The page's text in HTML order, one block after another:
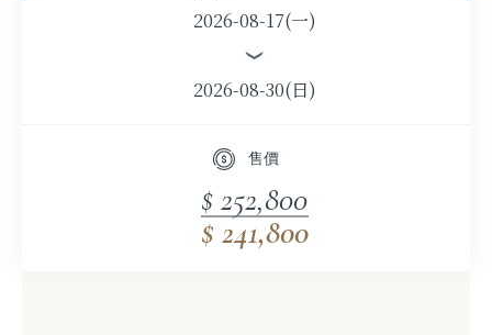
2026-08-17(一)
2026-08-30(日)
售價
$ 252,800
$ 241,800